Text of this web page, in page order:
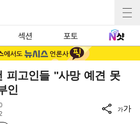
섹션 포토
피고인들 "사망 예견 못
인
가가